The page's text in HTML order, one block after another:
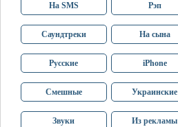
На SMS Рэп
Саундтреки На сына
Русские iPhone
Смешные Украинские
Звуки Из рекламы